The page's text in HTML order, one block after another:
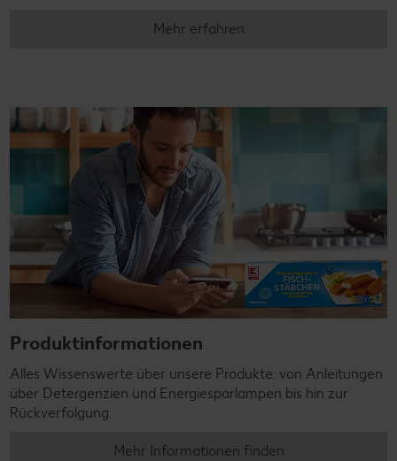
Mehr erfahren
Produktinformationen
Alles Wissenswerte über unsere Produkte: von Anleitungen
über Detergenzien und Energiesparlampen bis hin zur
Rückverfolgung.
Mehr Informationen finden